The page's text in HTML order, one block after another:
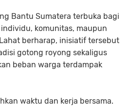
Bantu Sumatera terbuka bagi
komunitas, maupun
berharap, inisiatif tersebut
gotong royong sekaligus
beban warga terdampak
waktu dan kerja bersama.